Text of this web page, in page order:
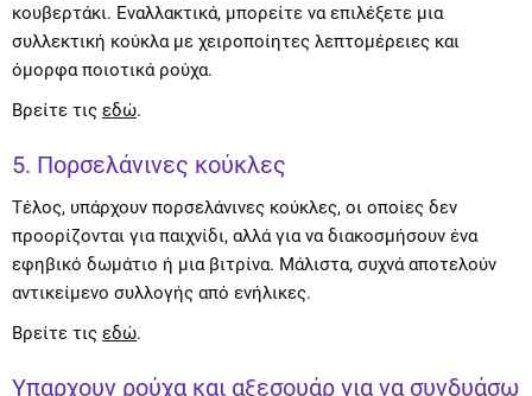
κουβερτάκι. Εναλλακτικά, μπορείτε να επιλέξετε μια
συλλεκτική κούκλα με χειροποίητες λεπτομέρειες και
όμορφα ποιοτικά ρούχα.
Βρείτε τις εδώ.
5. Πορσελάνινες κούκλες
Τέλος, υπάρχουν πορσελάνινες κούκλες, οι οποίες δεν
προορίζονται για παιχνίδι, αλλά για να διακοσμήσουν ένα
εφηβικό δωμάτιο ή μια βιτρίνα. Μάλιστα, συχνά αποτελούν
αντικείμενο συλλογής από ενήλικες.
Βρείτε τις εδώ.
Υπαρχουν ρούχα και αξεσουάρ για να συνδυάσω